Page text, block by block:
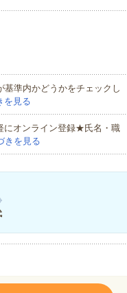
基準内かどうかをチェックし
を見る
にオンライン登録★氏名・職
きを見る